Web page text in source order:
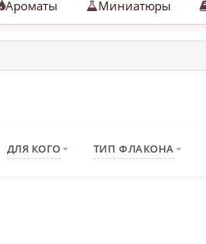
Ароматы Миниатюры
ДЛЯ КОГО ТИП ФЛАКОНА